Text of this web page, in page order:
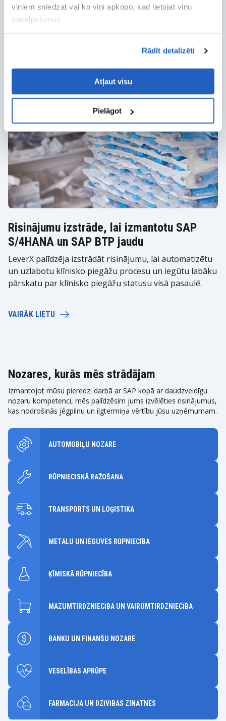
viņiem sniedzat vai ko viņi apkopo, kad lietojat viņu
pakalpojumus.
Rādīt detalizēti
Atļaut visu
Pielāgot
integrēšanai
LeverX palīdzēja veicināt efektīvu un atbilstošu zāļu
piegādi.
Risinājumu izstrāde, lai izmantotu SAP
S/4HANA un SAP BTP jaudu
LeverX palīdzēja izstrādāt risinājumu, lai automatizētu
un uzlabotu klīnisko piegāžu procesu un iegūtu labāku
pārskatu par klīnisko piegāžu statusu visā pasaulē.
VAIRĀK LIETU
Nozares, kurās mēs strādājam
Izmantojot mūsu pieredzi darbā ar SAP kopā ar daudzveidīgu
nozaru kompetenci, mēs palīdzēsim jums izvēlēties risinājumus,
kas nodrošinās jēgpilnu un ilgtermiņa vērtību jūsu uzņēmumam.
AUTOMOBIĻU NOZARE
RŪPNIECISKĀ RAŽOŠANA
TRANSPORTS UN LOĢISTIKA
METĀLU UN IEGUVES RŪPNIECĪBA
ĶĪMISKĀ RŪPNIECĪBA
MAZUMTIRDZNIECĪBA UN VAIRUMTIRDZNIECĪBA
BANKU UN FINANŠU NOZARE
VESELĪBAS APRŪPE
FARMĀCIJA UN DZĪVĪBAS ZINĀTNES